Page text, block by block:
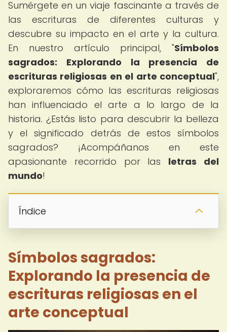
Sumérgete en un viaje fascinante a través de
las escrituras de diferentes culturas y
descubre su impacto en el arte y la cultura.
En nuestro artículo principal, "Símbolos
sagrados: Explorando la presencia de
escrituras religiosas en el arte conceptual",
exploraremos cómo las escrituras religiosas
han influenciado el arte a lo largo de la
historia. ¿Estás listo para descubrir la belleza
y el significado detrás de estos símbolos
sagrados? ¡Acompáñanos en este
apasionante recorrido por las letras del
mundo!
Índice
Símbolos sagrados:
Explorando la presencia de
escrituras religiosas en el
arte conceptual